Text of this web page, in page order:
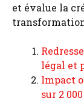
et évalue la
légal et
Impact
sur 2